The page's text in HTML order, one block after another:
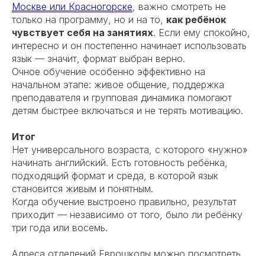
Москве или Красногорске, важно смотреть не
только на программу, но и на то, как ребёнок
чувствует себя на занятиях. Если ему спокойно,
интересно и он постепенно начинает использовать
язык — значит, формат выбран верно.
Очное обучение особенно эффективно на
начальном этапе: живое общение, поддержка
преподавателя и групповая динамика помогают
детям быстрее включаться и не терять мотивацию.
Итог
Нет универсального возраста, с которого «нужно»
начинать английский. Есть готовность ребёнка,
подходящий формат и среда, в которой язык
становится живым и понятным.
Когда обучение выстроено правильно, результат
приходит — независимо от того, было ли ребёнку
три года или восемь.
Адреса отделений Еврошколы можно посмотреть